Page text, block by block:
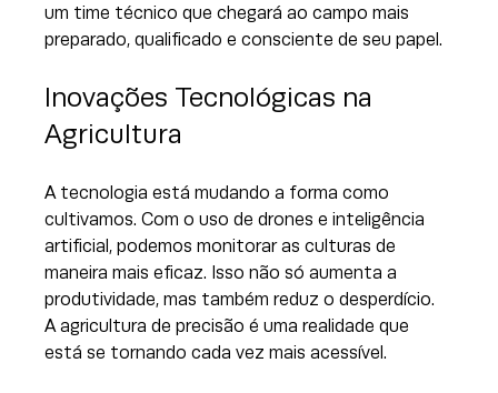
um time técnico que chegará ao campo mais
preparado, qualificado e consciente de seu papel.
Inovações Tecnológicas na
Agricultura
A tecnologia está mudando a forma como
cultivamos. Com o uso de drones e inteligência
artificial, podemos monitorar as culturas de
maneira mais eficaz. Isso não só aumenta a
produtividade, mas também reduz o desperdício.
A agricultura de precisão é uma realidade que
está se tornando cada vez mais acessível.